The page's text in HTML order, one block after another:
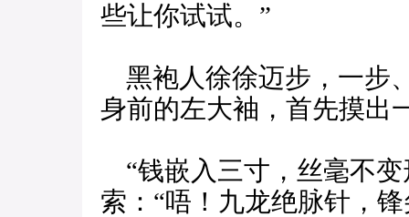
些让你试试。”
黑袍人徐徐迈步，一步
身前的左大袖，首先摸出
“钱嵌入三寸，丝毫不变
索：“唔！九龙绝脉针，